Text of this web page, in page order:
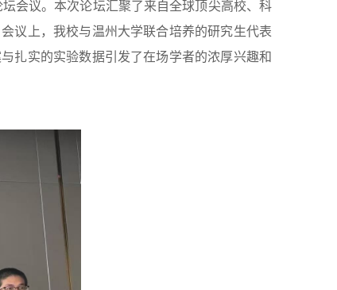
会议。本次论坛汇聚了来自全球顶尖高校、科
议上，我校与温州大学联合培养的研究生代表
扎实的实验数据引发了在场学者的浓厚兴趣和